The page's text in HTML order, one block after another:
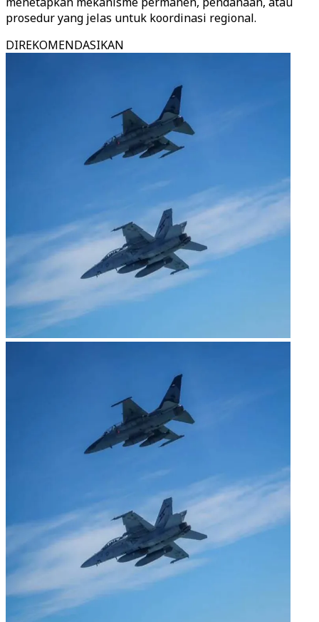
prosedur yang jelas untuk koordinasi regional.
DIREKOMENDASIKAN